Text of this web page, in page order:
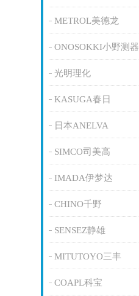
METROL美德龙
ONOSOKKI小野测器
光明理化
KASUGA春日
日本ANELVA
SIMCO司美高
IMADA伊梦达
CHINO千野
SENSEZ静雄
MITUTOYO三丰
COAPL科宝